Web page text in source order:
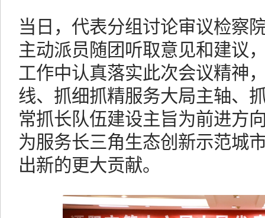
当日，代表分组讨论审议检察
主动派员随团听取意见和建议
工作中认真落实此次会议精神
线、抓细抓精服务大局主轴、
常抓长队伍建设主旨为前进方
为服务长三角生态创新示范城
出新的更大贡献。